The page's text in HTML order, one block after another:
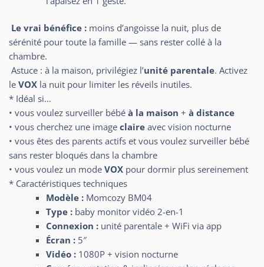
Le vrai bénéfice : moins d’angoisse la nuit, plus de
sérénité pour toute la famille — sans rester collé à la
chambre.
Astuce : à la maison, privilégiez l’unité parentale. Activez
le VOX la nuit pour limiter les réveils inutiles.
* Idéal si…
• vous voulez surveiller bébé à la maison + à distance
• vous cherchez une image claire avec vision nocturne
• vous êtes des parents actifs et vous voulez surveiller bébé
sans rester bloqués dans la chambre
• vous voulez un mode VOX pour dormir plus sereinement
* Caractéristiques techniques
Modèle :Momcozy BM04
Type :baby monitor vidéo 2-en-1
Connexion :unité parentale + WiFi via app
Écran :5″
Vidéo :1080P + vision nocturne